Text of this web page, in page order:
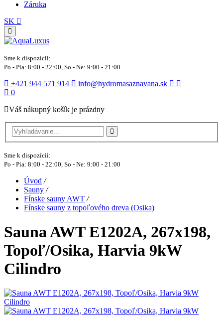
Záruka
SK
Sme k dispozícii:
Po - Pia: 8:00 - 22:00, So - Ne: 9:00 - 21:00
+421 944 571 914
info@hydromasaznavana.sk
0
Váš nákupný košík je prázdny
Sme k dispozícii:
Po - Pia: 8:00 - 22:00, So - Ne: 9:00 - 21:00
Úvod /
Sauny /
Fínske sauny AWT /
Fínske sauny z topoľového dreva (Osika)
Sauna AWT E1202A, 267x198,
Topoľ/Osika, Harvia 9kW
Cilindro